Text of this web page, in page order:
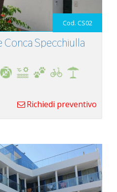
Cod. CS02
Specchiulla
Richiedi preventivo